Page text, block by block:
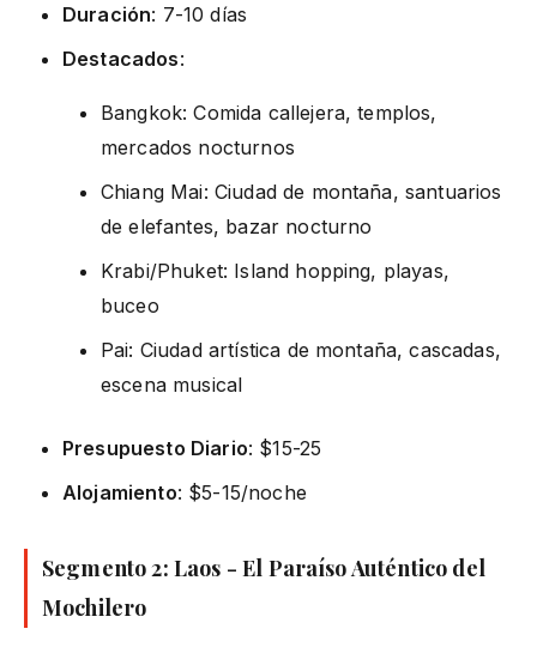
Duración: 7-10 días
Destacados:
Bangkok: Comida callejera, templos,
mercados nocturnos
Chiang Mai: Ciudad de montaña, santuarios
de elefantes, bazar nocturno
Krabi/Phuket: Island hopping, playas,
buceo
Pai: Ciudad artística de montaña, cascadas,
escena musical
Presupuesto Diario: $15-25
Alojamiento: $5-15/noche
Segmento 2: Laos - El Paraíso Auténtico del
Mochilero